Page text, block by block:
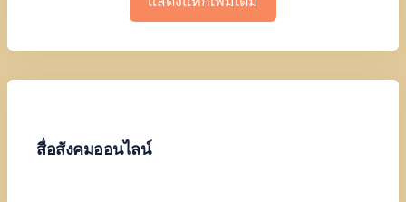
สื่อสังคมออนไลน์